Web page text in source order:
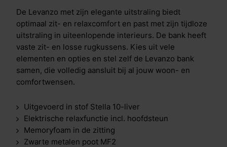
De Levanzo met zijn elegante uitstraling biedt
optimaal zit- en relaxcomfort en past met zijn tijdloze
uitstraling in uiteenlopende interieurs. De bank heeft
vaste zit- en losse rugkussens. Kies uit vele
elementen en opties en stel zelf de Levanzo bank
samen, die volledig aansluit bij al jouw woon- en
comfortwensen.
Uitgevoerd in stof Stella 10-liver
Elektrische relaxfunctie incl. hoofdsteun
Memoryfoam in de zitting
Zwarte metalen poot MF2